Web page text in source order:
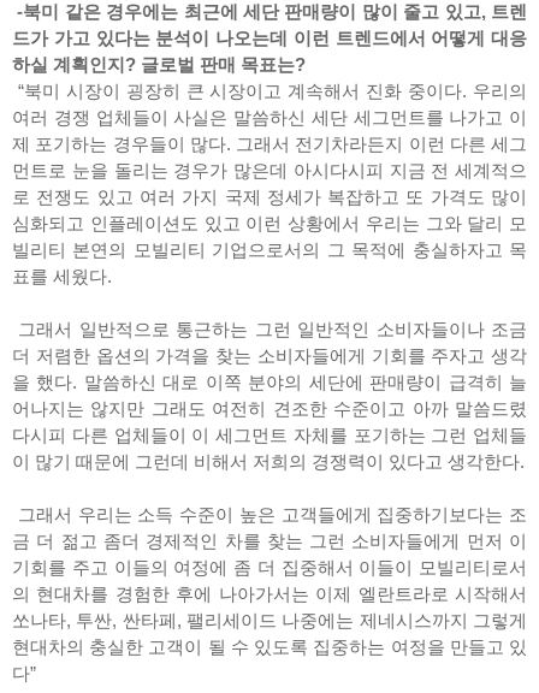
-북미 같은 경우에는 최근에 세단 판매량이 많이 줄고 있고, 트렌
드가 가고 있다는 분석이 나오는데 이런 트렌드에서 어떻게 대응
하실 계획인지? 글로벌 판매 목표는?
“북미 시장이 굉장히 큰 시장이고 계속해서 진화 중이다. 우리의
여러 경쟁 업체들이 사실은 말씀하신 세단 세그먼트를 나가고 이
제 포기하는 경우들이 많다. 그래서 전기차라든지 이런 다른 세그
먼트로 눈을 돌리는 경우가 많은데 아시다시피 지금 전 세계적으
로 전쟁도 있고 여러 가지 국제 정세가 복잡하고 또 가격도 많이
심화되고 인플레이션도 있고 이런 상황에서 우리는 그와 달리 모
빌리티 본연의 모빌리티 기업으로서의 그 목적에 충실하자고 목
표를 세웠다.
그래서 일반적으로 통근하는 그런 일반적인 소비자들이나 조금
더 저렴한 옵션의 가격을 찾는 소비자들에게 기회를 주자고 생각
을 했다. 말씀하신 대로 이쪽 분야의 세단에 판매량이 급격히 늘
어나지는 않지만 그래도 여전히 견조한 수준이고 아까 말씀드렸
다시피 다른 업체들이 이 세그먼트 자체를 포기하는 그런 업체들
이 많기 때문에 그런데 비해서 저희의 경쟁력이 있다고 생각한다.
그래서 우리는 소득 수준이 높은 고객들에게 집중하기보다는 조
금 더 젊고 좀더 경제적인 차를 찾는 그런 소비자들에게 먼저 이
기회를 주고 이들의 여정에 좀 더 집중해서 이들이 모빌리티로서
의 현대차를 경험한 후에 나아가서는 이제 엘란트라로 시작해서
쏘나타, 투싼, 싼타페, 팰리세이드 나중에는 제네시스까지 그렇게
현대차의 충실한 고객이 될 수 있도록 집중하는 여정을 만들고 있
다”